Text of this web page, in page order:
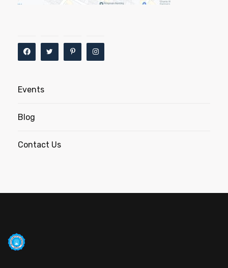
Events
Blog
Contact Us